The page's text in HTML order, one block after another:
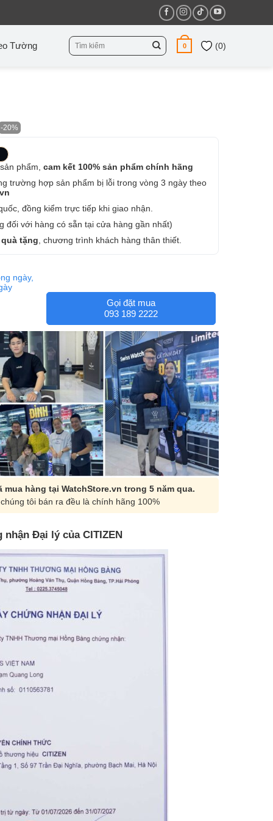
Tường
Tìm
kiếm:
0 (0)
-20%
phẩm, cam kết 100% sản phẩm chính hãng
trường hợp sản phẩm bị lỗi trong vòng 3 ngày theo
đồng kiểm trực tiếp khi giao nhận.
đối với hàng có sẵn tại cửa hàng gần nhất)
tặng , chương trình khách hàng thân thiết.
ngày,
Gọi đặt mua
093 189 2222
mua hàng tại WatchStore.vn trong 5 năm qua.
tôi bán ra đều là chính hãng 100%
nhận Đại lý của CITIZEN